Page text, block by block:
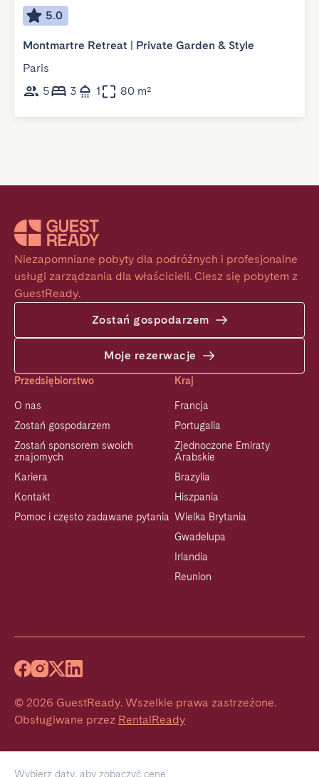
Wybierz daty, aby zobaczyć cenę
5.0
Montmartre Retreat | Private Garden & Style
Paris
5
3 1 80 m²
Niezapomniane pobyty dla podróżnych i profesjonalne
usługi zarządzania dla właścicieli. Ciesz się pobytem z
GuestReady.
Zostań gospodarzem
Moje rezerwacje
Przedsiębiorstwo
O nas
Zostań gospodarzem
Zostań sponsorem swoich
znajomych
Kariera
Kontakt
Pomoc i często zadawane pytania
Kraj
Francja
Portugalia
Zjednoczone Emiraty
Arabskie
Brazylia
Hiszpania
Wielka Brytania
Gwadelupa
Irlandia
Reunion
© 2026 GuestReady. Wszelkie prawa zastrzeżone.
Obsługiwane przez RentalReady